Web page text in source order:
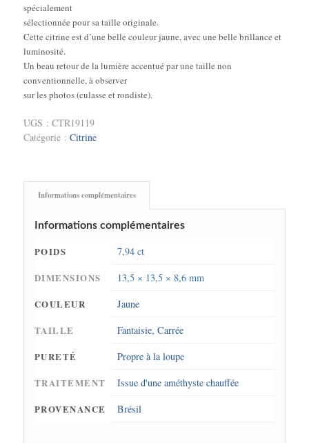
spécialement
sélectionnée pour sa taille originale.
Cette citrine est d’une belle couleur jaune, avec une belle brillance et
luminosité.
Un beau retour de la lumière accentué par une taille non
conventionnelle, à observer
sur les photos (culasse et rondiste).
UGS : CTR19119
Catégorie : Citrine
Informations complémentaires
Informations complémentaires
POIDS
7,94 ct
DIMENSIONS
13,5 × 13,5 × 8,6 mm
COULEUR
Jaune
TAILLE
Fantaisie, Carrée
PURETÉ
Propre à la loupe
TRAITEMENT
Issue d'une améthyste chauffée
PROVENANCE
Brésil